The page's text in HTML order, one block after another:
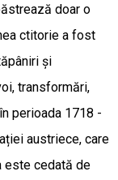
doar o
ctitorie a fost
și
transformări,
perioada 1718 -
austriece, care
este cedată de